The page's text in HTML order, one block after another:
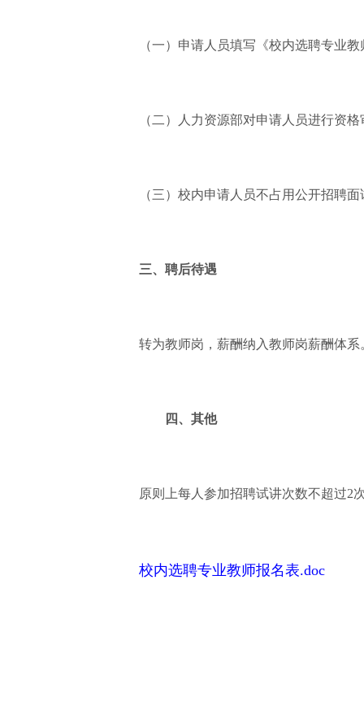
（一）申请人员填写《校内选聘专业
（二）人力资源部对申请人员进行资
（三）校内申请人员不占用公开招聘
三、聘后待遇
转为教师岗，薪酬纳入教师岗薪酬体系
四、其他
原则上每人参加招聘试讲次数不超过2
校内选聘专业教师报名表.doc